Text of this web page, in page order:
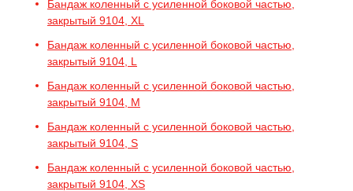
Бандаж коленный с усиленной боковой частью,
закрытый 9104, XL
Бандаж коленный с усиленной боковой частью,
закрытый 9104, L
Бандаж коленный с усиленной боковой частью,
закрытый 9104, M
Бандаж коленный с усиленной боковой частью,
закрытый 9104, S
Бандаж коленный с усиленной боковой частью,
закрытый 9104, XS